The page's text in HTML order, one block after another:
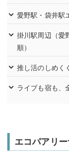
愛野駅・袋井駅
掛川駅周辺（愛
順）
推し活のしめく
ライブも宿も、
エコパアリ